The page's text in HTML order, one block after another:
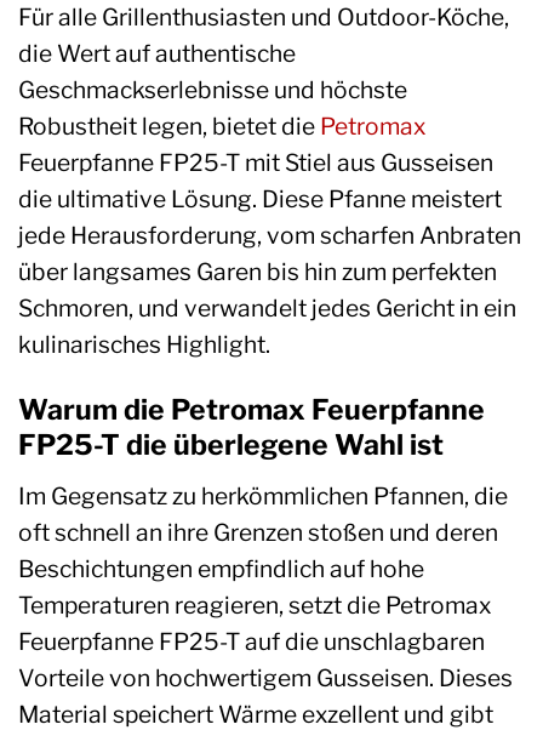
Für alle Grillenthusiasten und Outdoor-Köche,
die Wert auf authentische
Geschmackserlebnisse und höchste
Robustheit legen, bietet die Petromax
Feuerpfanne FP25-T mit Stiel aus Gusseisen
die ultimative Lösung. Diese Pfanne meistert
jede Herausforderung, vom scharfen Anbraten
über langsames Garen bis hin zum perfekten
Schmoren, und verwandelt jedes Gericht in ein
kulinarisches Highlight.
Warum die Petromax Feuerpfanne
FP25-T die überlegene Wahl ist
Im Gegensatz zu herkömmlichen Pfannen, die
oft schnell an ihre Grenzen stoßen und deren
Beschichtungen empfindlich auf hohe
Temperaturen reagieren, setzt die Petromax
Feuerpfanne FP25-T auf die unschlagbaren
Vorteile von hochwertigem Gusseisen. Dieses
Material speichert Wärme exzellent und gibt